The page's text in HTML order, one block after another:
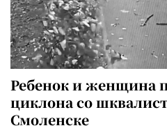
Ребенок и женщина
циклона со
Смоленске